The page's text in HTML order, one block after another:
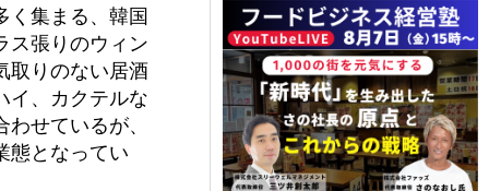
く集まる、韓国
ス張りのウィン
取りのない居酒
イ、カクテルな
せているが、
態となってい